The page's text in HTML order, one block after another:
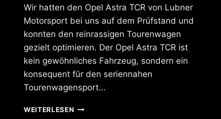
Wir hatten den Opel Astra TCR von Lubner
Motorsport bei uns auf dem Prüfstand und
konnten den reinrassigen Tourenwagen
gezielt optimieren. Der Opel Astra TCR ist
kein gewöhnliches Fahrzeug, sondern ein
konsequent für den seriennahen
Tourenwagensport…
WEITERLESENOPEL